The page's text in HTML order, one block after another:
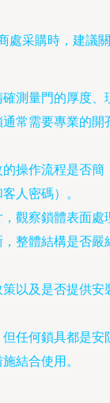
處采購時，建議關
確測量門的厚度、
常需要專業的開
操作流程是否簡
人密碼）。
，觀察鎖體表面處
整體結構是否嚴
策以及是否提供安
但任何鎖具都是安
結合使用。